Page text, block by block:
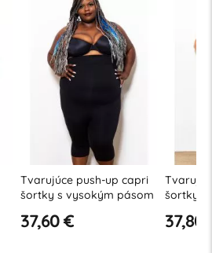
Tvarujúce push-up capri
šortky s vysokým pásom
37,60 €
šortky s
veľkosti
37,80